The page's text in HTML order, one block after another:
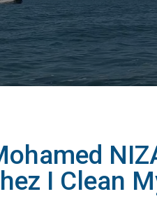
I Clean